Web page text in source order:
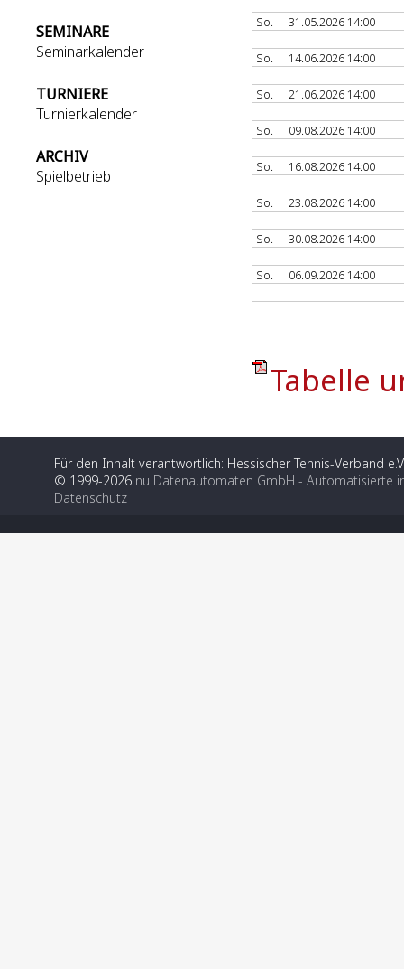
SEMINARE
Seminarkalender
TURNIERE
Turnierkalender
ARCHIV
Spielbetrieb
So. 31.05.2026 14:00
So. 14.06.2026 14:00
So. 21.06.2026 14:00
So. 09.08.2026 14:00
So. 16.08.2026 14:00
So. 23.08.2026 14:00
So. 30.08.2026 14:00
So. 06.09.2026 14:00
Tabelle
Für den Inhalt verantwortlich: Hessischer Tennis-Verband
© 1999-2026 nu Datenautomaten GmbH - Automatisierte
Datenschutz